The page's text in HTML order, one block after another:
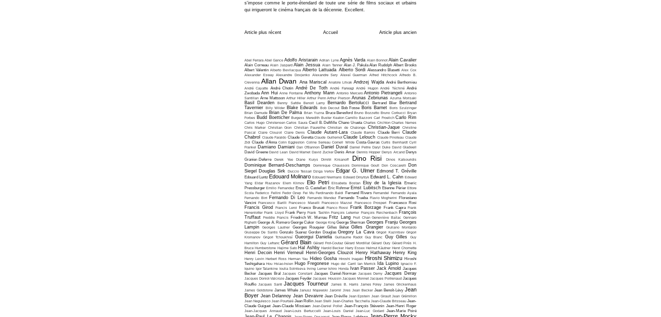
s'impose comme le porte-étendard de toute une série de films sociaux et urbains
qui irrigueront le cinéma français de la décennie. Excellent.
Article plus récent Article plus ancien
Accueil
Abel Ferrara Abel Gance Adolfo Aristarain Adrian Lyne Agnès Varda Alain Bonnot Alain Cavalier
Alain Corneau Alain Jaspard Alain Jessua Alain Tanner Alan J. Pakula Alan Rudolph Albert Brooks
Albert Valentin Alberto Bevilacqua Alberto Lattuada Alberto Sordi Alessandro Blasetti Alex Cox
Alexander Esway Alexandre Dovjenko Alexandre Sery Alexeï Guerman Alfred Hitchcock Alfredo B.
Crevenna Allan Dwan Ana Mariscal Anatole Litvak Andrzej Wajda André Berthomieu
André Cayatte André Chotin André De Toth André Farwagi André Hugon André Téchiné André
Zwobada Ann Hui Anne Fontaine Anthony Mann Antonio Mercero Antonio Pietrangeli Antonio
Santillan Arne Mattsson Arthur Hiller Arthur Penn Arthur Pierson Arunas Zebriunas Azuma Morisaki
Basil Dearden Benny Safdie Benoit Lamy Bernardo Bertolucci Bertrand Blier
Bertrand
Tavernier Billy Wilder Blake Edwards Bob Decout Bob Fosse Boris Barnet Boris Szulzinger
Brian Damude Brian De Palma Brian Yuzna Bruce Beresford Bruno Bozzetto Bruno Corbucci Bryan
Forbes Budd Boetticher Burgess Meredith Buster Keaton Camillo Bazzoni Carl Froelich Carlo Rim
Carlos Hugo Christensen Carlos Saura Cecil B. DeMille Chano Urueta Charles Crichton Charles Nemes
Chris Marker Christian Gion Christian Paureilhe Christian de Chalonge Christian-Jaque
Christine
Pascal
Claire Clouzot Claire Denis Claude Autant-Lara Claude Barrois Claude Berri Claude
Chabrol
Claude Faraldo Claude Goretta Claude Guillemot Claude Lelouch Claude Pinoteau Claude
Zidi Claude d'Anna Colin Eggleston Coline Serreau Cornell Wilde Costa-Gavras Curtis Bernhardt Cyril
Frankel Damiano Damiani Dan O'Bannon Daniel Duval Daniel Petrie Daryl Duke David Gladwell
David Greene David Lean David Mamet David Zucker Denis Amar Dennis Hopper Denys Arcand Denys
Granier-Deferre
Derek Yee Diane Kurys Dimitri Kirsanoff Dino Risi Dinos Katsouridis
Dominique Bernard-Deschamps Dominique Chaussois Dominique Goult Don Coscarelli
Don
Siegel
Douglas Sirk Duccio Tessari Dziga Vertov Edgar G. Ulmer Edmond T. Gréville
Edouard Luntz Edouard Molinaro Edouard Niermans Edward Dmytryk Edward L. Cahn Edward
Yang Eldar Riazanov Elem Klimov Elio Petri Elisabeta Bostan Eloy de la Iglesia
Emeric
Pressburger Emilio Fernandez Enzo G. Castellari Eric Rohmer Ernst Lubitsch Etienne Périer Ettore
Scola Federico Fellini Fedor Ozep Fei Mu Ferdinando Baldi Fernand Rivers Fernandel Fernando Ayala
Fernando Birri Fernando Di Leo Fernando Mendez Fernando Trueba Flavio Mogherini
Florestano
Vancini Francesco Barilli Francesco Maselli Francesco Mazzei Francesco Prosperi Francesco Rosi
Francis Girod Francis Leroi Franco Brusati Franco Rossi Frank Borzage Frank Capra Frank
Henenlotter Frank Lloyd Frank Perry Frank Tashlin François Leterrier François Reichenbach François
Truffaut Freddie Francis Friedrich W. Murnau Fritz Lang Fruit Chan Geneviève Baïlac Gennaro
Righelli George A. Romero George Cukor George King George Sherman Georges Franju Georges
Lampin
Georges Lautner Georges Rouquier Gilles Béhat Gilles Grangier
Giuliano Montaldo
Giuseppe De Santis Gonzalo Suarez Gordon Douglas Gregory La Cava Grigori Kazintsev Grigori
Kromanov Grigori Tchoukhraï Gueorgui Danielia Guillaume Radot Guy Blanc Guy Gilles
Guy
Hamilton Guy Lefranc Gérard Blain Gérard Frot-Coutaz Gérard Mordillat Gérard Oury Gérard Pirès H.
Bruce Humberstone Hajime Sato Hal Ashby Harold Becker Harry Essex Helmut Käutner Henri Chomette
Henri Decoin Henri Verneuil Henri-Georges Clouzot Henry Hathaway Henry King
Henry Levin Herbert Ross Herman Yau Hideo Gosha Hiroshi Inagaki Hiroshi Shimizu Hiroshi
Teshigahara Hou Hsiao-hsien Hugo Fregonese Hugo del Carril Ian Merrick Ida Lupino Ignacio F.
Iquino Igor Talankine Ioulia Solntseva Irving Lerner Ishiro Honda Ivan Passer Jack Arnold Jacques
Becker Jacques Bral Jacques Constant Jacques Daniel-Norman Jacques Demy Jacques Deray
Jacques Doniol-Valcroze Jacques Feyder Jacques Houssin Jacques Monnet Jacques Poitrenaud Jacques
Rouffio Jacques Santi Jacques Tourneur James B. Harris James Foley James Glickenhaus
James Goldstone James Whale Janusz Majewski Jaromil Jires Jean Becker Jean Benoît-Lévy Jean
Boyer Jean Delannoy Jean Devaivre Jean Dréville Jean Epstein Jean Girault Jean Grémillon
Jean Negulesco Jean Pourtalé Jean Rollin Jean Stelli Jean-Charles Tacchella Jean-Claude Brisseau Jean-
Claude Guiguet Jean-Claude Missiaen Jean-Daniel Pollet Jean-François Stévenin Jean-Henri Roger
Jean-Jacques Annaud Jean-Louis Bertuccelli Jean-Louis Daniel Jean-Luc Godard Jean-Marie Poiré